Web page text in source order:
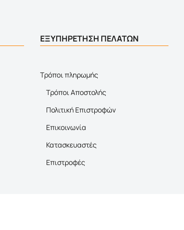
ΕΞΥΠΗΡΕΤΗΣΗ ΠΕΛΑΤΩΝ
Τρόποι πληρωμής
Τρόποι Αποστολής
Πολιτική Επιστροφών
Επικοινωνία
Κατασκευαστές
Επιστροφές